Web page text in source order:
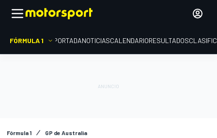
FÓRMULA 1 PORTADANOTICIASCALENDARIORESULTADOS
Fórmula 1 GP de Australia